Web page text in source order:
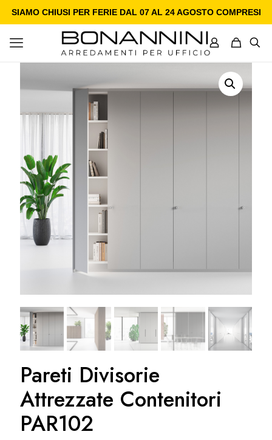
SIAMO CHIUSI PER FERIE DAL 07 AL 24 AGOSTO COMPRESI
Pareti Divisorie
Attrezzate Contenitori
PAR102